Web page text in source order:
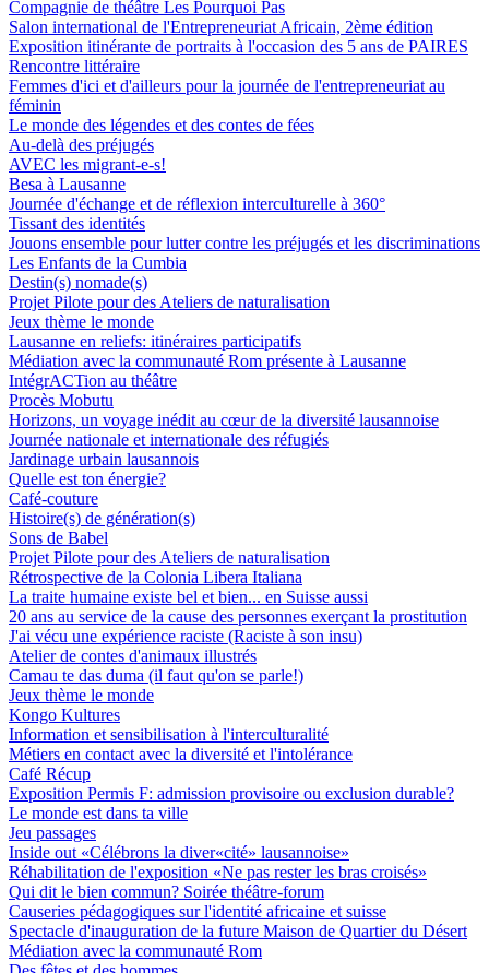
Compagnie de théâtre Les Pourquoi Pas
Salon international de l'Entrepreneuriat Africain, 2ème édition
Exposition itinérante de portraits à l'occasion des 5 ans de PAIRES
Rencontre littéraire
Femmes d'ici et d'ailleurs pour la journée de l'entrepreneuriat au
féminin
Le monde des légendes et des contes de fées
Au-delà des préjugés
AVEC les migrant-e-s!
Besa à Lausanne
Journée d'échange et de réflexion interculturelle à 360°
Tissant des identités
Jouons ensemble pour lutter contre les préjugés et les discriminations
Les Enfants de la Cumbia
Destin(s) nomade(s)
Projet Pilote pour des Ateliers de naturalisation
Jeux thème le monde
Lausanne en reliefs: itinéraires participatifs
Médiation avec la communauté Rom présente à Lausanne
IntégrACTion au théâtre
Procès Mobutu
Horizons, un voyage inédit au cœur de la diversité lausannoise
Journée nationale et internationale des réfugiés
Jardinage urbain lausannois
Quelle est ton énergie?
Café-couture
Histoire(s) de génération(s)
Sons de Babel
Projet Pilote pour des Ateliers de naturalisation
Rétrospective de la Colonia Libera Italiana
La traite humaine existe bel et bien... en Suisse aussi
20 ans au service de la cause des personnes exerçant la prostitution
J'ai vécu une expérience raciste (Raciste à son insu)
Atelier de contes d'animaux illustrés
Camau te das duma (il faut qu'on se parle!)
Jeux thème le monde
Kongo Kultures
Information et sensibilisation à l'interculturalité
Métiers en contact avec la diversité et l'intolérance
Café Récup
Exposition Permis F: admission provisoire ou exclusion durable?
Le monde est dans ta ville
Jeu passages
Inside out «Célébrons la diver«cité» lausannoise»
Réhabilitation de l'exposition «Ne pas rester les bras croisés»
Qui dit le bien commun? Soirée théâtre-forum
Causeries pédagogiques sur l'identité africaine et suisse
Spectacle d'inauguration de la future Maison de Quartier du Désert
Médiation avec la communauté Rom